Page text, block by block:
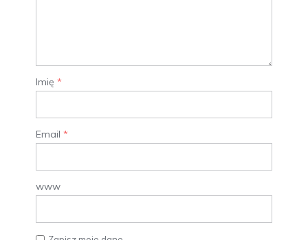
Imię *
Email *
www